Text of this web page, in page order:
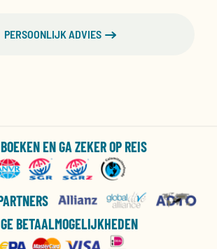
PERSOONLIJK ADVIES
EN GA ZEKER OP REIS
BETAALMOGELIJKHEDEN